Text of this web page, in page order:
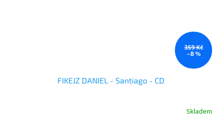
359 Kč
–8 %
FIKEJZ DANIEL - Santiago - CD
Skladem